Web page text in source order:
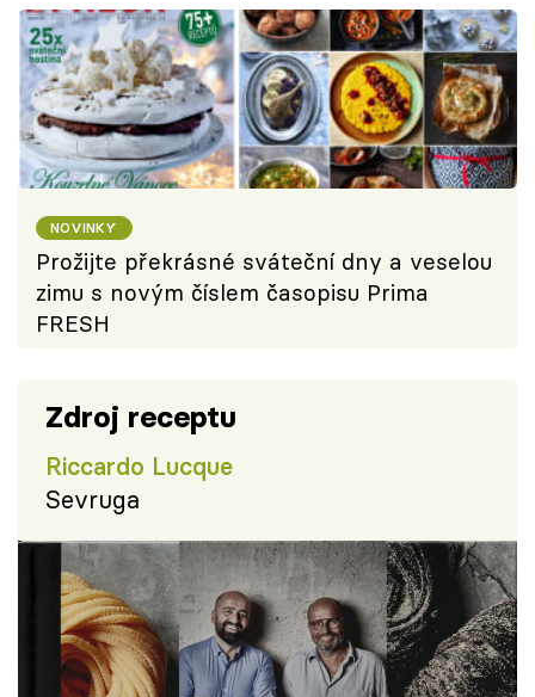
NOVINKY
Prožijte překrásné sváteční dny a veselou
zimu s novým číslem časopisu Prima
FRESH
Zdroj receptu
Riccardo Lucque
Sevruga